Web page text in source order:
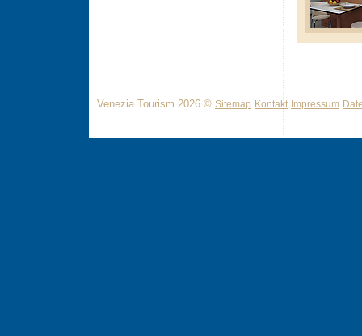
Venezia Tourism 2026 © Sitemap Kontakt Impressum